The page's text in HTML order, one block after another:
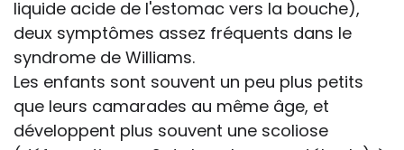
liquide acide de l'estomac vers la bouche),
deux symptômes assez fréquents dans le
syndrome de Williams.
Les enfants sont souvent un peu plus petits
que leurs camarades au même âge, et
développent plus souvent une scoliose